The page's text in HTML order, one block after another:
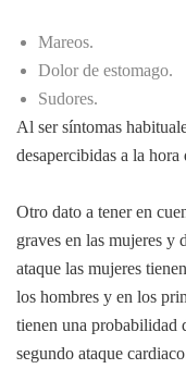
Mareos.
Dolor de estomago.
Sudores.
Al ser síntomas
desapercibidas a la
Otro dato a tener en
graves en las mujeres y
ataque las mujeres
los hombres y en los
tienen una probabilidad
segundo ataque